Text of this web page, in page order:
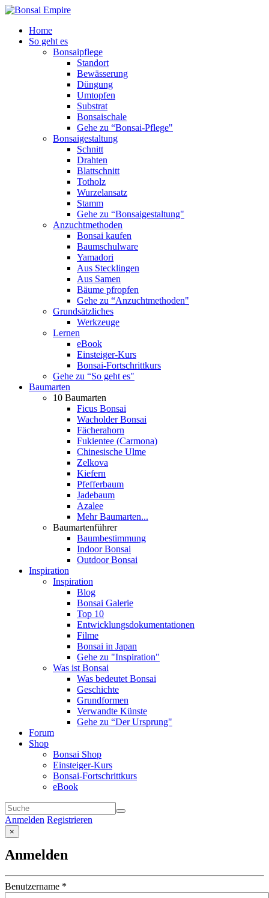
Home
So geht es
Bonsaipflege
Standort
Bewässerung
Düngung
Umtopfen
Substrat
Bonsaischale
Gehe zu “Bonsai-Pflege"
Bonsaigestaltung
Schnitt
Drahten
Blattschnitt
Totholz
Wurzelansatz
Stamm
Gehe zu “Bonsaigestaltung"
Anzuchtmethoden
Bonsai kaufen
Baumschulware
Yamadori
Aus Stecklingen
Aus Samen
Bäume pfropfen
Gehe zu “Anzuchtmethoden"
Grundsätzliches
Werkzeuge
Lernen
eBook
Einsteiger-Kurs
Bonsai-Fortschrittkurs
Gehe zu “So geht es"
Baumarten
10 Baumarten
Ficus Bonsai
Wacholder Bonsai
Fächerahorn
Fukientee (Carmona)
Chinesische Ulme
Zelkova
Kiefern
Pfefferbaum
Jadebaum
Azalee
Mehr Baumarten...
Baumartenführer
Baumbestimmung
Indoor Bonsai
Outdoor Bonsai
Inspiration
Inspiration
Blog
Bonsai Galerie
Top 10
Entwicklungsdokumentationen
Filme
Bonsai in Japan
Gehe zu "Inspiration"
Was ist Bonsai
Was bedeutet Bonsai
Geschichte
Grundformen
Verwandte Künste
Gehe zu “Der Ursprung"
Forum
Shop
Bonsai Shop
Einsteiger-Kurs
Bonsai-Fortschrittkurs
eBook
Anmelden Registrieren
×
Anmelden
Benutzername *